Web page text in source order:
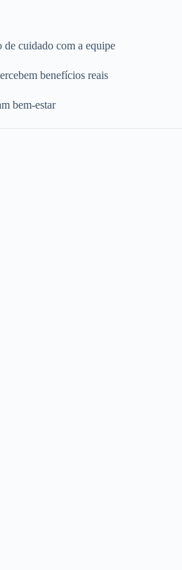
de cuidado com a equipe
benefícios reais
bem-estar